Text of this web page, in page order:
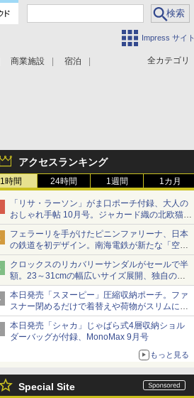
Impress サイト
全カテゴリ
商業施設 宿泊
アクセスランキング
1時間 24時間 1週間 1カ月
「リサ・ラーソン」がま口ポーチ付録、大人の
おしゃれ手帖 10月号。ジャカード織の北欧猫デ
ザイン
フェラーリを手がけたピニンファリーナ、日本
の鉄道を初デザイン。南海電鉄が新たな「空港
特急」をなにわ筋線へ導入
クロックスのリカバリーサンダルがセールで半
額。23～31cmの幅広いサイズ展開、独自のク
ッション素材を採用
本日発売「スヌーピー」圧縮収納ポーチ。ファ
スナー閉めるだけで着替えや荷物がスリムにま
とまる
本日発売「シャカ」じゃばら式4層収納ショル
ダーバッグが付録、MonoMax 9月号
もっと見る
Special Site